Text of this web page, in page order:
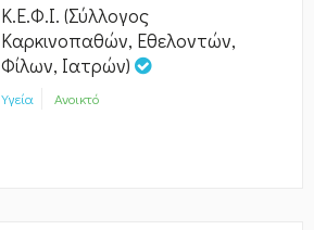
Κ.Ε.Φ.Ι. (Σύλλογος
Καρκινοπαθών, Εθελοντών,
Φίλων, Ιατρών)
Υγεία Ανοικτό